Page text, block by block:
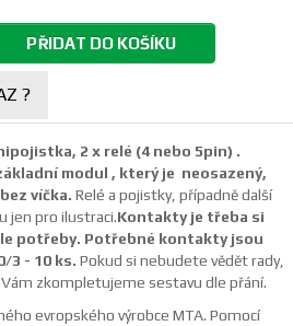
PŘIDAT DO KOŠÍKU
?
2 x relé (4 nebo 5pin) .
modul , který je neosazený,
víčka. Relé a pojistky, případně další
jen pro ilustraci.Kontakty je třeba si
potřeby. Potřebné kontakty jsou
3 - 10 ks. Pokud si nebudete vědět rady,
zkompletujeme sestavu dle přání.
evropského výrobce MTA. Pomocí